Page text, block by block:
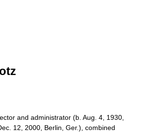
and administrator (b. Aug. 4, 1930,
12, 2000, Berlin, Ger.), combined